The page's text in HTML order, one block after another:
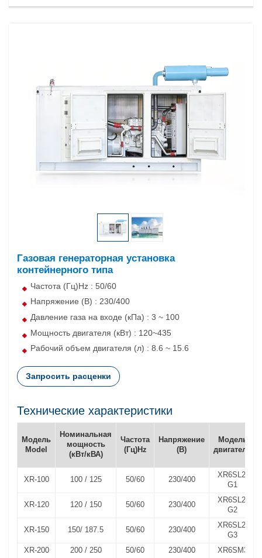
Газовая генераторная установка
контейнерного типа
Частота (Гц)Hz : 50/60
Напряжение (В) : 230/400
Давление газа на входе (кПа) : 3 ~ 100
Мощность двигателя (кВт) : 120~435
Рабочий объем двигателя (л) : 8.6 ~ 15.6
Запросить расценки
Технические характеристики
Модель
Model
Номинальная
мощность
(кВт/кВА)
Частота
(Гц)Hz
Напряжение
(В)
Модель
двигателя
XR-100 100 / 125 50/60 230/400
XR6SL2-
G1
XR-120 120 / 150 50/60 230/400
XR6SL2-
G2
XR-150 150/ 187.5 50/60 230/400
XR6SL2-
G3
XR-200
200 / 250 50/60 230/400 XR6SM3